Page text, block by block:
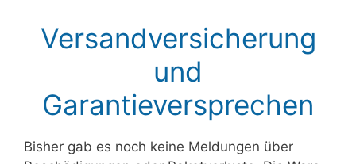
Versandversicherung
und
Garantieversprechen
Bisher gab es noch keine Meldungen über